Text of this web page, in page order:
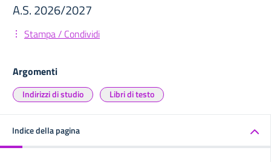
A.S. 2026/2027
Stampa / Condividi
Argomenti
Indirizzi di studio Libri di testo
Indice della pagina